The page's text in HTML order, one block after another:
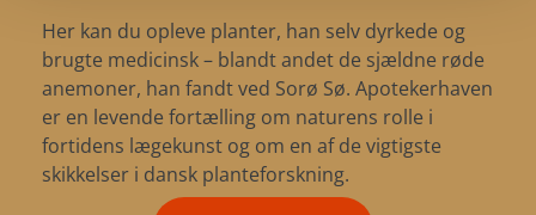
Her kan du opleve planter, han selv dyrkede og
brugte medicinsk – blandt andet de sjældne røde
anemoner, han fandt ved Sorø Sø. Apotekerhaven
er en levende fortælling om naturens rolle i
fortidens lægekunst og om en af de vigtigste
skikkelser i dansk planteforskning.